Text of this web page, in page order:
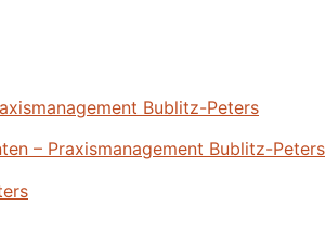
Bublitz-Peters
– Praxismanagement Bublitz-Peters